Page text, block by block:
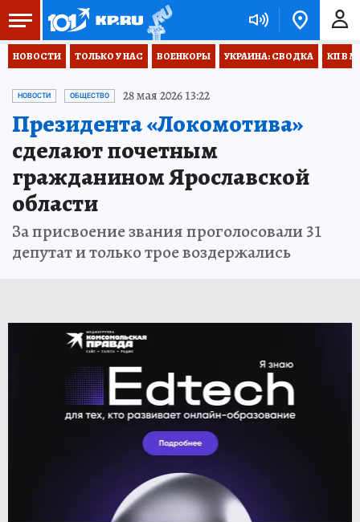
НОВОСТИ ТОЛЬКО У НАС ВОЕНКОРЫ УКРАИНА: СВОДКА КП В
НОВОСТИ ОБЩЕСТВО 28 мая 2026 13:22
Президента «Локомотива»
сделают почетным
гражданином Ярославской
области
За присвоение звания проголосовали 31
депутат и только трое воздержались